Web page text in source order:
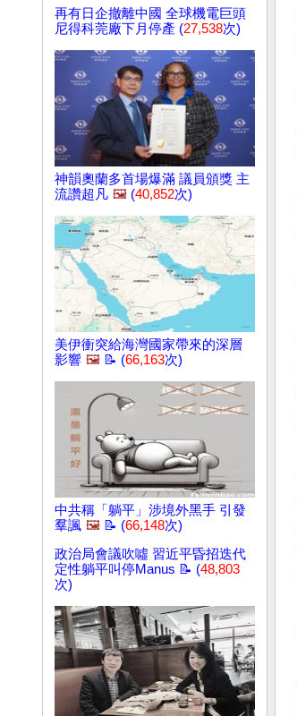
再有日企撤離中國 全球機電巨頭
尼得科莞廠下月停產 (27,538次)
神韻奧蘭多首場爆滿 議員頒獎 主
流讚超凡 🖼️ (40,852次)
美伊衝突給海灣國家帶來的深層
影響 🖼️ 📝 (66,163次)
中共稱「躺平」涉境外黑手 引發
羣諷 🖼️ 📝 (66,148次)
政治局會議吹噓 習近平昏招迭代
定性躺平叫停Manus 📝 (48,803
次)